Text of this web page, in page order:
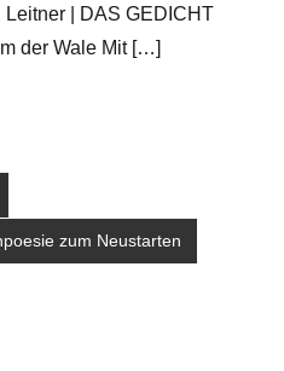
Leitner | DAS GEDICHT
der Wale Mit […]
zum Neustarten